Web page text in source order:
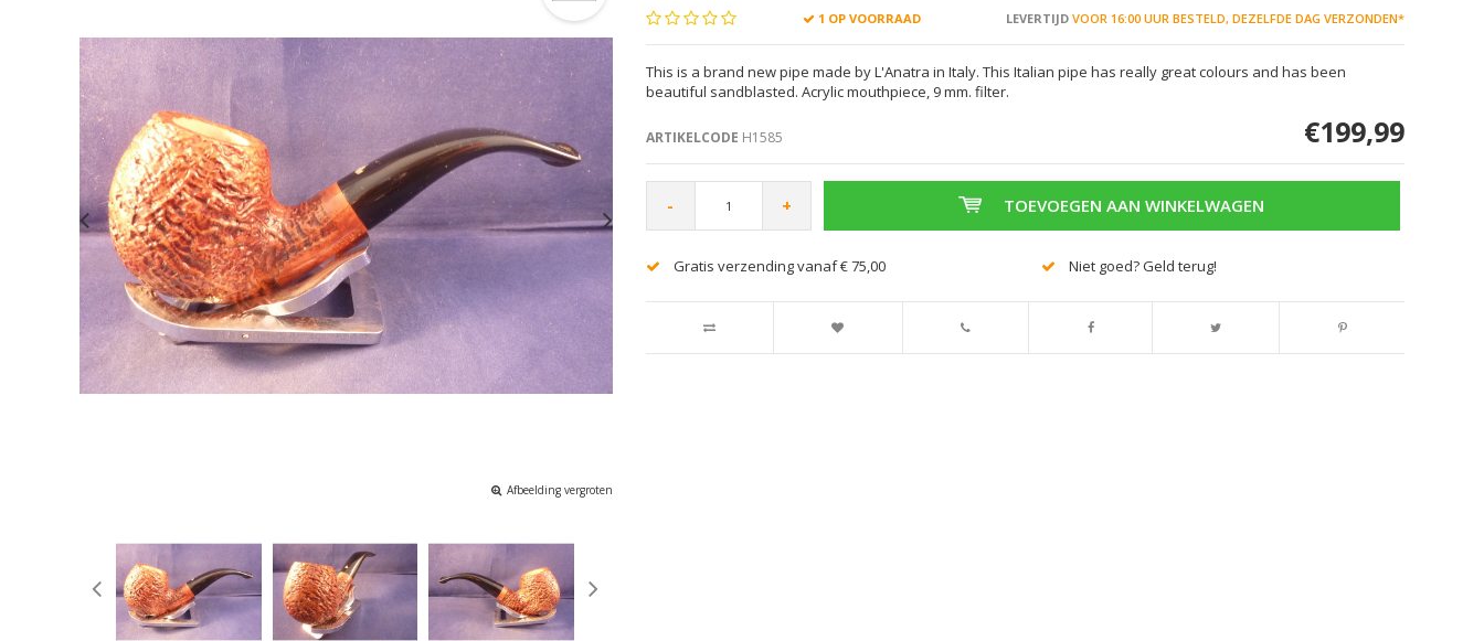
Afbeelding vergroten
1 OP VOORRAAD LEVERTIJDVOOR 16:00 UUR BESTELD, DEZELFDE DAG VERZONDEN*
This is a brand new pipe made by L'Anatra in Italy. This Italian pipe has really great colours and has been
beautiful sandblasted. Acrylic mouthpiece, 9 mm. filter.
ARTIKELCODE H1585 €199,99
- + TOEVOEGEN AAN WINKELWAGEN
Gratis verzending vanaf € 75,00 Niet goed? Geld terug!